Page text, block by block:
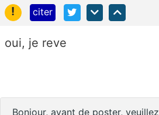
!
citer
oui, je reve
Bonjour, avant de poster,